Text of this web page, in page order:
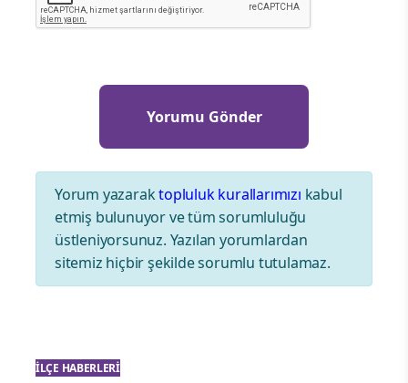
Yorum yazaraktopluluk kurallarımızı kabul
etmiş bulunuyor ve tüm sorumluluğu
üstleniyorsunuz. Yazılan yorumlardan
sitemiz hiçbir şekilde sorumlu tutulamaz.
İLÇE HABERLERI